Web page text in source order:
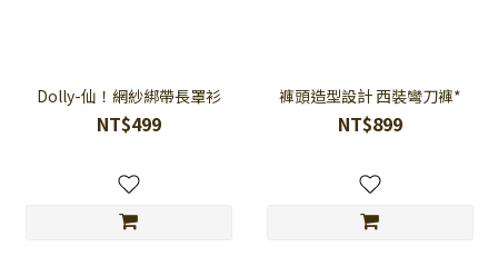
Dolly-仙！網紗綁帶長罩衫
NT$499
褲頭造型設計 西裝彎刀褲*
NT$899